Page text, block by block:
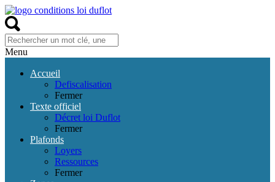
Menu
Accueil
Defiscalisation
Fermer
Texte officiel
Décret loi Duflot
Fermer
Plafonds
Loyers
Ressources
Fermer